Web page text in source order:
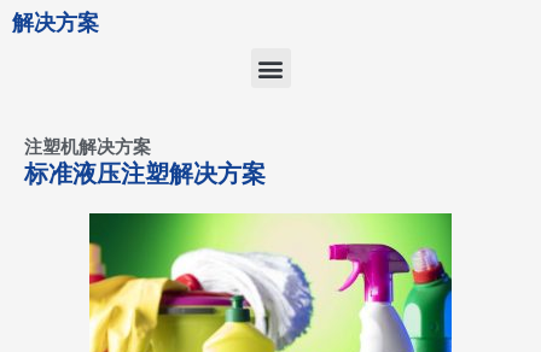
解决方案
菜
单
注塑机解决方案
标准液压注塑解决方案